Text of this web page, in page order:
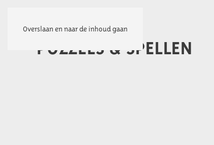
Overslaan en naar de inhoud gaan
PUZZELS & SPELLEN